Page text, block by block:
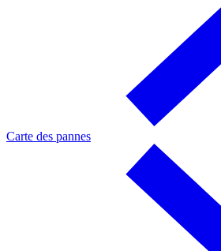
Carte des pannes